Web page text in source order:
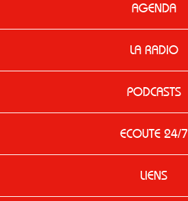
AGENDA
LA RADIO
PODCASTS
ECOUTE 24/7
LIENS